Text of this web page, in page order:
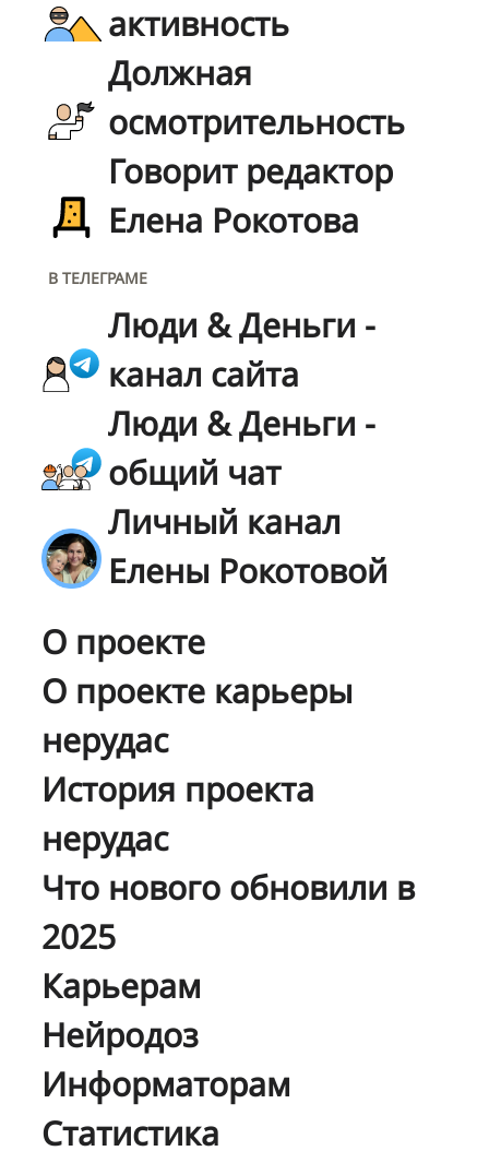
активность
Должная
осмотрительность
Говорит редактор
Елена Рокотова
В ТЕЛЕГРАМЕ
Люди & Деньги -
канал сайта
Люди & Деньги -
общий чат
Личный канал
Елены Рокотовой
О проекте
О проекте карьеры
нерудас
История проекта
нерудас
Что нового обновили в
2025
Карьерам
Нейродоз
Информаторам
Статистика